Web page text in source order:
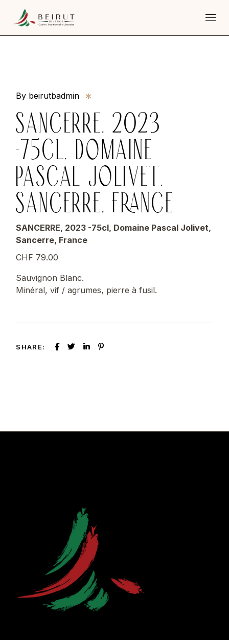
content
By beirutbadmin
SANCERRE, 2023
-75CL, DOMAINE
PASCAL JOLIVET,
SANCERRE, FRANCE
SANCERRE, 2023 -75cl, Domaine Pascal Jolivet,
Sancerre, France
CHF 79.00
Sauvignon Blanc.
Minéral, vif / agrumes, pierre à fusil.
SHARE: